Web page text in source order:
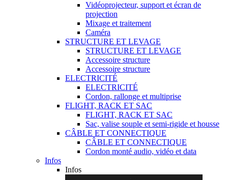
Vidéoprojecteur, support et écran de
projection
Mixage et traitement
Caméra
STRUCTURE ET LEVAGE
STRUCTURE ET LEVAGE
Accessoire structure
Accessoire structure
ELECTRICITÉ
ELECTRICITÉ
Cordon, rallonge et multiprise
FLIGHT, RACK ET SAC
FLIGHT, RACK ET SAC
Sac, valise souple et semi-rigide et housse
CÂBLE ET CONNECTIQUE
CÂBLE ET CONNECTIQUE
Cordon monté audio, vidéo et data
Infos
Infos